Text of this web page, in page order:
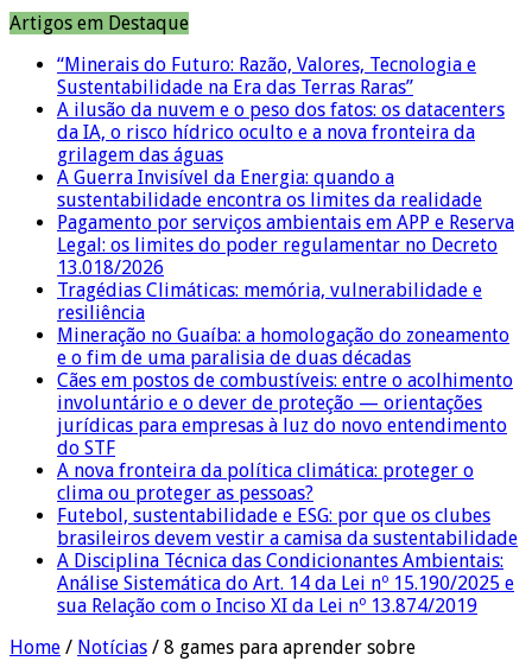
Artigos em Destaque
“Minerais do Futuro: Razão, Valores, Tecnologia e
Sustentabilidade na Era das Terras Raras”
A ilusão da nuvem e o peso dos fatos: os datacenters
da IA, o risco hídrico oculto e a nova fronteira da
grilagem das águas
A Guerra Invisível da Energia: quando a
sustentabilidade encontra os limites da realidade
Pagamento por serviços ambientais em APP e Reserva
Legal: os limites do poder regulamentar no Decreto
13.018/2026
Tragédias Climáticas: memória, vulnerabilidade e
resiliência
Mineração no Guaíba: a homologação do zoneamento
e o fim de uma paralisia de duas décadas
Cães em postos de combustíveis: entre o acolhimento
involuntário e o dever de proteção — orientações
jurídicas para empresas à luz do novo entendimento
do STF
A nova fronteira da política climática: proteger o
clima ou proteger as pessoas?
Futebol, sustentabilidade e ESG: por que os clubes
brasileiros devem vestir a camisa da sustentabilidade
A Disciplina Técnica das Condicionantes Ambientais:
Análise Sistemática do Art. 14 da Lei nº 15.190/2025 e
sua Relação com o Inciso XI da Lei nº 13.874/2019
Home / Notícias / 8 games para aprender sobre